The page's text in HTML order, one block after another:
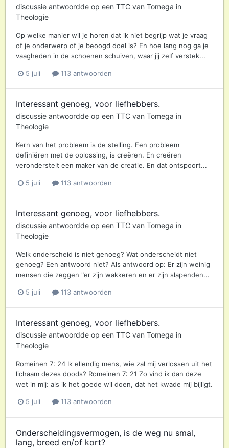
discussie antwoordde op een TTC van Tomega in
Theologie
Op welke manier wil je horen dat ik niet begrijp wat je vraag
of je onderwerp of je beoogd doel is? En hoe lang nog ga je
vaagheden in de schoenen schuiven, waar jij zelf verstek...
5 juli 113 antwoorden
Interessant genoeg, voor liefhebbers.
discussie antwoordde op een TTC van Tomega in
Theologie
Kern van het probleem is de stelling. Een probleem
definiëren met de oplossing, is creëren. En creëren
veronderstelt een maker van de creatie. En dat ontspoort...
5 juli 113 antwoorden
Interessant genoeg, voor liefhebbers.
discussie antwoordde op een TTC van Tomega in
Theologie
Welk onderscheid is niet genoeg? Wat onderscheidt niet
genoeg? Een antwoord niet? Als antwoord op: Er zijn weinig
mensen die zeggen "er zijn wakkeren en er zijn slapenden...
5 juli 113 antwoorden
Interessant genoeg, voor liefhebbers.
discussie antwoordde op een TTC van Tomega in
Theologie
Romeinen 7: 24 Ik ellendig mens, wie zal mij verlossen uit het
lichaam dezes doods? Romeinen 7: 21 Zo vind ik dan deze
wet in mij: als ik het goede wil doen, dat het kwade mij bijligt.
5 juli 113 antwoorden
Onderscheidingsvermogen, is de weg nu smal,
lang, breed en/of kort?